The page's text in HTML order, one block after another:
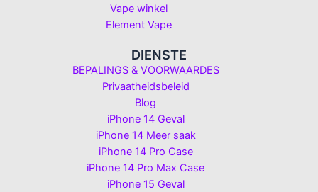
Vape winkel
Element Vape
DIENSTE
BEPALINGS & VOORWAARDES
Privaatheidsbeleid
Blog
iPhone 14 Geval
iPhone 14 Meer saak
iPhone 14 Pro Case
iPhone 14 Pro Max Case
iPhone 15 Geval